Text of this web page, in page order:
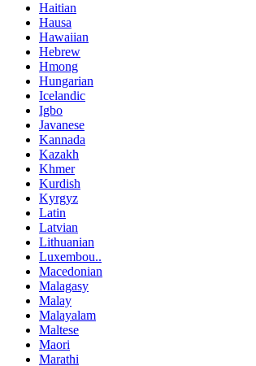
Haitian
Hausa
Hawaiian
Hebrew
Hmong
Hungarian
Icelandic
Igbo
Javanese
Kannada
Kazakh
Khmer
Kurdish
Kyrgyz
Latin
Latvian
Lithuanian
Luxembou..
Macedonian
Malagasy
Malay
Malayalam
Maltese
Maori
Marathi